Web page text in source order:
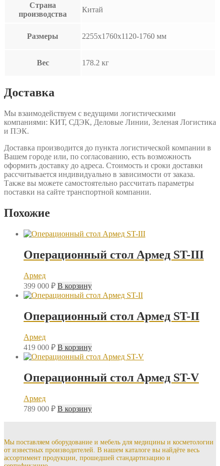
Страна
производства
Китай
Размеры 2255x1760x1120-1760 мм
Вес 178.2 кг
Доставка
Мы взаимодействуем с ведущими логистическими
компаниями: КИТ, СДЭК, Деловые Линии, Зеленая Логистика
и ПЭК.
Доставка производится до пункта логистической компании в
Вашем городе или, по согласованию, есть возможность
оформить доставку до адреса. Стоимость и сроки доставки
рассчитывается индивидуально в зависимости от заказа.
Также вы можете самостоятельно рассчитать параметры
поставки на сайте транспортной компании.
Похожие
Операционный стол Армед ST-III
Армед
399 000 ₽ В корзину
Операционный стол Армед ST-II
Армед
419 000 ₽ В корзину
Операционный стол Армед ST-V
Армед
789 000 ₽ В корзину
Мы поставляем оборудование и мебель для медицины и косметологии
от известных производителей. В нашем каталоге вы найдёте весь
ассортимент продукции, прошедшей стандартизацию и